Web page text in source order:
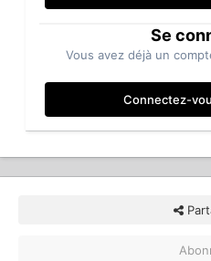
Se
Vous avez déjà un
Connectez-